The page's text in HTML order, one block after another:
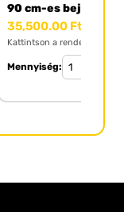
90 cm-es bejárati
35,500.00 Ft
Kattintson a rendeléshez
Mennyiség: